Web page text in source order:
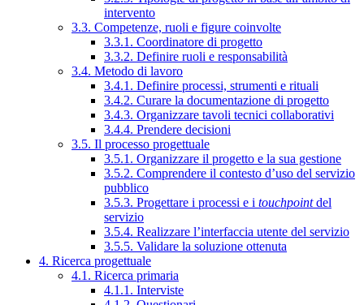
intervento
3.3. Competenze, ruoli e figure coinvolte
3.3.1. Coordinatore di progetto
3.3.2. Definire ruoli e responsabilità
3.4. Metodo di lavoro
3.4.1. Definire processi, strumenti e rituali
3.4.2. Curare la documentazione di progetto
3.4.3. Organizzare tavoli tecnici collaborativi
3.4.4. Prendere decisioni
3.5. Il processo progettuale
3.5.1. Organizzare il progetto e la sua gestione
3.5.2. Comprendere il contesto d’uso del servizio
pubblico
3.5.3. Progettare i processi e i touchpointdel
servizio
3.5.4. Realizzare l’interfaccia utente del servizio
3.5.5. Validare la soluzione ottenuta
4. Ricerca progettuale
4.1. Ricerca primaria
4.1.1. Interviste